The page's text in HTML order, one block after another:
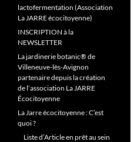
lactofermentation (Association
La JARRE écocitoyenne)
INSCRIPTION à la
NEWSLETTER
La jardinerie botanic® de
Villeneuve-lès-Avignon
partenaire depuis la création
de l’association La JARRE
Écocitoyenne
La Jarre écocitoyenne : C’est
quoi ?
Liste d’Article en prêt au sein